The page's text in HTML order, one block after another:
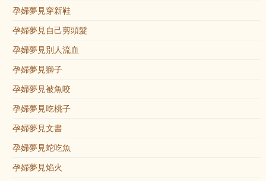
孕婦夢見穿新鞋
孕婦夢見自己剪頭髮
孕婦夢見別人流血
孕婦夢見獅子
孕婦夢見被魚咬
孕婦夢見吃桃子
孕婦夢見文書
孕婦夢見蛇吃魚
孕婦夢見焰火